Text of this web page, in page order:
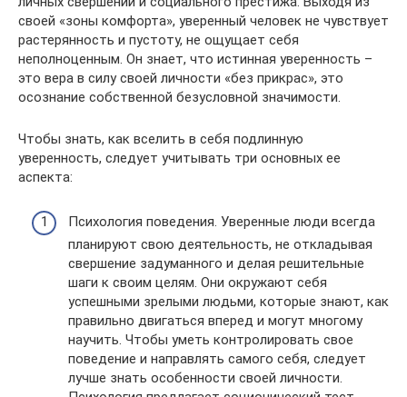
своей «зоны комфорта», уверенный человек не чувствует
растерянность и пустоту, не ощущает себя
неполноценным. Он знает, что истинная уверенность –
это вера в силу своей личности «без прикрас», это
осознание собственной безусловной значимости.
Чтобы знать, как вселить в себя подлинную
уверенность, следует учитывать три основных ее
аспекта:
Психология поведения. Уверенные люди всегда
планируют свою деятельность, не откладывая
свершение задуманного и делая решительные
шаги к своим целям. Они окружают себя
успешными зрелыми людьми, которые знают, как
правильно двигаться вперед и могут многому
научить. Чтобы уметь контролировать свое
поведение и направлять самого себя, следует
лучше знать особенности своей личности.